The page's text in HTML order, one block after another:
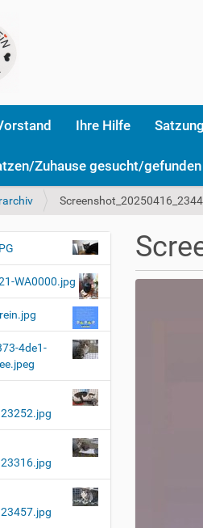
Ihre Hilfe Satzung
Zuhause gesucht/gefunden
WA0000.jpg
4de1-